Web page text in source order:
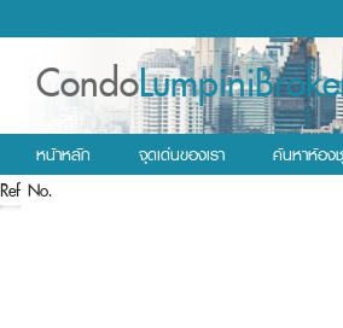
Condo
หน้าหลัก จุดเด่นของเรา ค้นหาห้อง
Ref No.